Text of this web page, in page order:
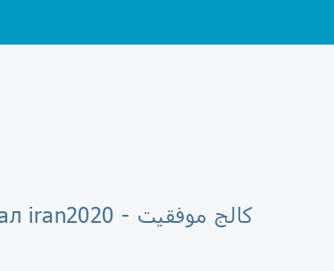
Telegram-канал iran2020 - كالج موفقيت